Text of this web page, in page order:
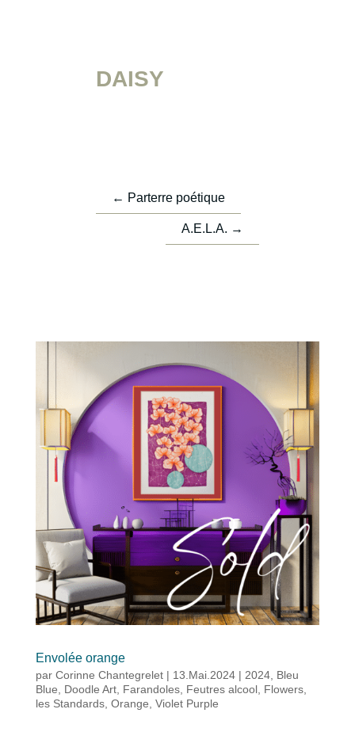
DAISY
← Parterre poétique
A.E.L.A. →
Envolée orange
par Corinne Chantegrelet| 13.Mai.2024| 2024, Bleu
Blue
Doodle Art, Farandoles, Feutres alcool, Flowers,
les Standards, Orange Violet Purple